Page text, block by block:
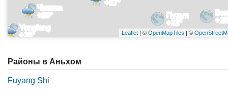
Чанша
+26°
+27°
Yongfeng
+25°
Пудун
+23°
Leaflet | ©OpenMapTiles | ©
Районы в Аньхом
Fuyang Shi